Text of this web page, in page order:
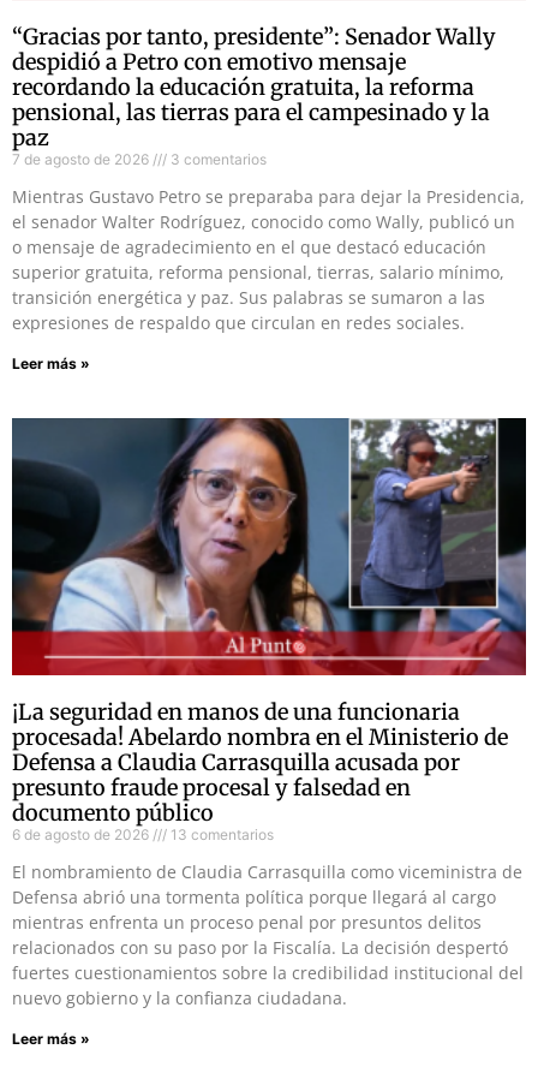
“Gracias por tanto, presidente”: Senador Wally
despidió a Petro con emotivo mensaje
recordando la educación gratuita, la reforma
pensional, las tierras para el campesinado y la
paz
7 de agosto de 2026 3 comentarios
Mientras Gustavo Petro se preparaba para dejar la Presidencia,
el senador Walter Rodríguez, conocido como Wally, publicó un
o mensaje de agradecimiento en el que destacó educación
superior gratuita, reforma pensional, tierras, salario mínimo,
transición energética y paz. Sus palabras se sumaron a las
expresiones de respaldo que circulan en redes sociales.
Leer más »
¡La seguridad en manos de una funcionaria
procesada! Abelardo nombra en el Ministerio de
Defensa a Claudia Carrasquilla acusada por
presunto fraude procesal y falsedad en
documento público
6 de agosto de 2026 13 comentarios
El nombramiento de Claudia Carrasquilla como viceministra de
Defensa abrió una tormenta política porque llegará al cargo
mientras enfrenta un proceso penal por presuntos delitos
relacionados con su paso por la Fiscalía. La decisión despertó
fuertes cuestionamientos sobre la credibilidad institucional del
nuevo gobierno y la confianza ciudadana.
Leer más »